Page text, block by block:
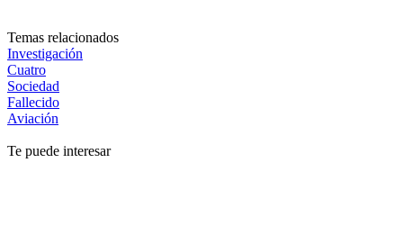
Temas relacionados
Investigación
Cuatro
Sociedad
Fallecido
Aviación
Te puede interesar